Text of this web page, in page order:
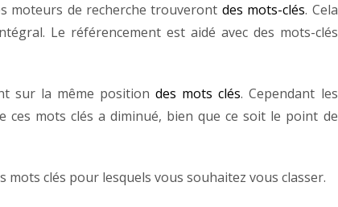
moteurs de recherche trouveront des mots-clés. Cela
Le référencement est aidé avec des mots-clés
sur la même positiondes mots clés. Cependant les
ces mots clés a diminué, bien que ce soit le point de
clés pour lesquels vous souhaitez vous classer.